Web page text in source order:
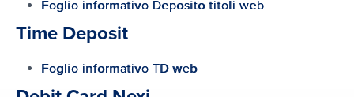
Foglio informativo Deposito titoli web
Time Deposit
Foglio informativo TD web